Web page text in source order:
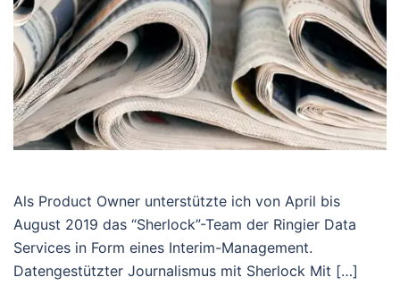
Als Product Owner unterstützte ich von April bis
August 2019 das “Sherlock”-Team der Ringier Data
Services in Form eines Interim-Management.
Datengestützter Journalismus mit Sherlock Mit […]